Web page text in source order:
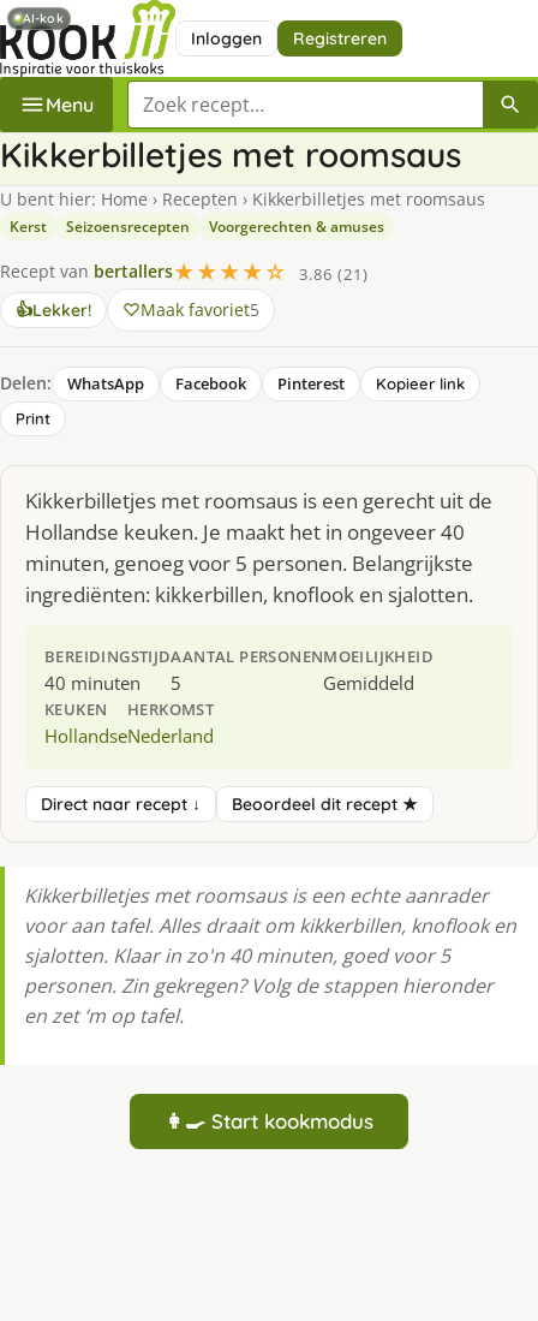
Inloggen Registreren
Menu Zoek een recept
Kikkerbilletjes met roomsaus
U bent hier: Home › Recepten › Kikkerbilletjes met roomsaus
Kerst Seizoensrecepten Voorgerechten & amuses
Recept van bertallers★★★★☆
3.86 (21)
👍Lekker! Maak favoriet5
Delen: WhatsApp Facebook Pinterest
Kopieer link
Print
Kikkerbilletjes met roomsaus is een gerecht uit de
Hollandse keuken. Je maakt het in ongeveer 40
minuten, genoeg voor 5 personen. Belangrijkste
ingrediënten: kikkerbillen, knoflook en sjalotten.
BEREIDINGSTIJD
40 minuten
AANTAL PERSONEN
5
MOEILIJKHEID
Gemiddeld
KEUKEN
Hollandse
HERKOMST
Nederland
Direct naar recept ↓ Beoordeel dit recept ★
Kikkerbilletjes met roomsaus is een echte aanrader
voor aan tafel. Alles draait om kikkerbillen, knoflook en
sjalotten. Klaar in zo'n 40 minuten, goed voor 5
personen. Zin gekregen? Volg de stappen hieronder
en zet ‘m op tafel.
👩‍🍳 Start kookmodus
AI-kok